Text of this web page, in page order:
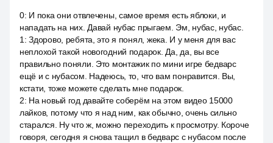
0: И пока они отвлечены, самое время есть яблоки, и
нападать на них. Давай нубас прыгаем. Эм, нубас, нубас.
1 :Здорово, ребята, это я понял, жека. И у меня для вас
неплохой такой новогодний подарок. Да, да, вы все
правильно поняли. Это монтажик по мини игре бедварс
ещё и с нубасом. Надеюсь, то, что вам понравится. Вы,
кстати, тоже можете сделать мне подарок.
2: На новый год давайте соберём на этом видео 15000
лайков, потому что я над ним, как обычно, очень сильно
старался. Ну что ж, можно переходить к просмотру. Короче
говоря, сегодня я снова тащил в бедварс с нубасом после